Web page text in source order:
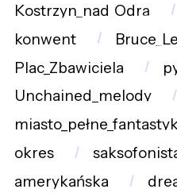
Kostrzyn_nad_Odrą
konwent
Plac_Zbawiciela
Unchained_melody
okres
amerykańska